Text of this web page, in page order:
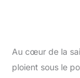
Au cœur de la
ploient sous le